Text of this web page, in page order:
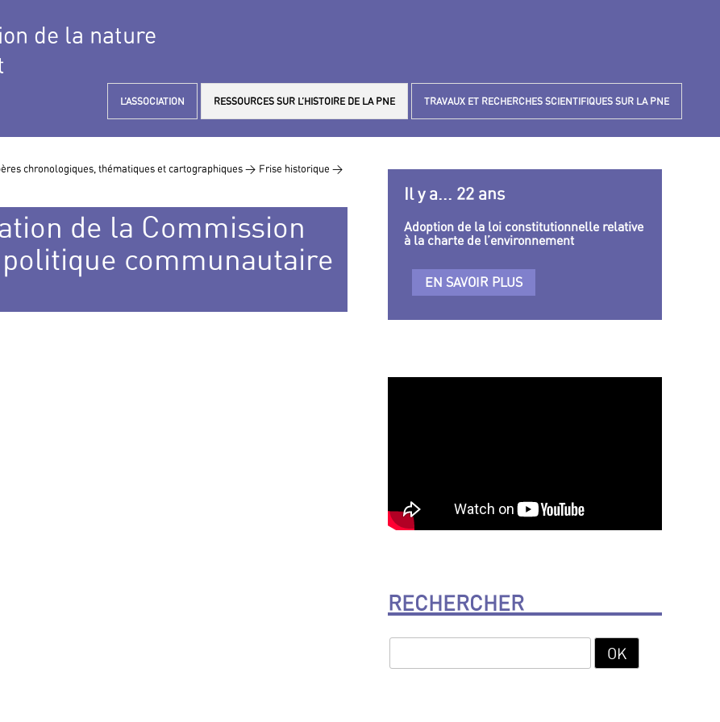
de la nature
L’ASSOCIATION RESSOURCES SUR L’HISTOIRE DE LA PNE TRAVAUX ET RECHERCHES SCIENTIFIQUES SUR LA PNE
chronologiques, thématiques et cartographiques > Frise historique >
de la Commission
communautaire
Il y a... 22 ans
Adoption de la loi constitutionnelle relative
à la charte de l’environnement
EN SAVOIR PLUS
RECHERCHER